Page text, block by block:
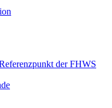
der FHWS